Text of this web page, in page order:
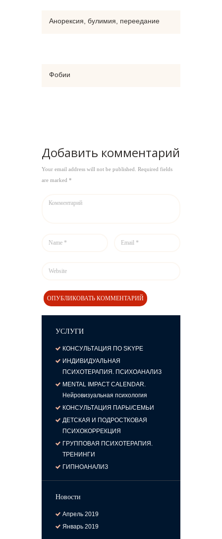
Анорексия, булимия, переедание
Фобии
Добавить комментарий
Your email address will not be published. Required fields
are marked *
УСЛУГИ
КОНСУЛЬТАЦИЯ ПО SKYPE
ИНДИВИДУАЛЬНАЯ
ПСИХОТЕРАПИЯ. ПСИХОАНАЛИЗ
MENTAL IMPACT CALENDAR.
Нейровизуальная психология
КОНСУЛЬТАЦИЯ ПАРЫ/СЕМЬИ
ДЕТСКАЯ И ПОДРОСТКОВАЯ
ПСИХОКОРРЕКЦИЯ
ГРУППОВАЯ ПСИХОТЕРАПИЯ.
ТРЕНИНГИ
ГИПНОАНАЛИЗ
Новости
Апрель2019
Январь2019